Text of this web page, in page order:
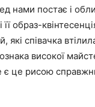
нами постає і
образ-
які співачка
високої
є це рисою